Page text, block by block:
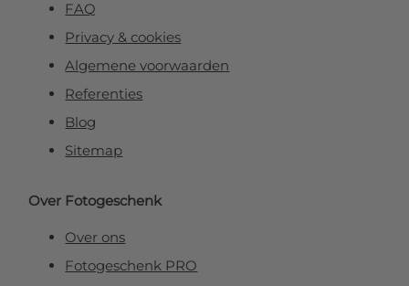
FAQ
Privacy & cookies
Algemene voorwaarden
Referenties
Blog
Sitemap
Over Fotogeschenk
Over ons
Fotogeschenk PRO